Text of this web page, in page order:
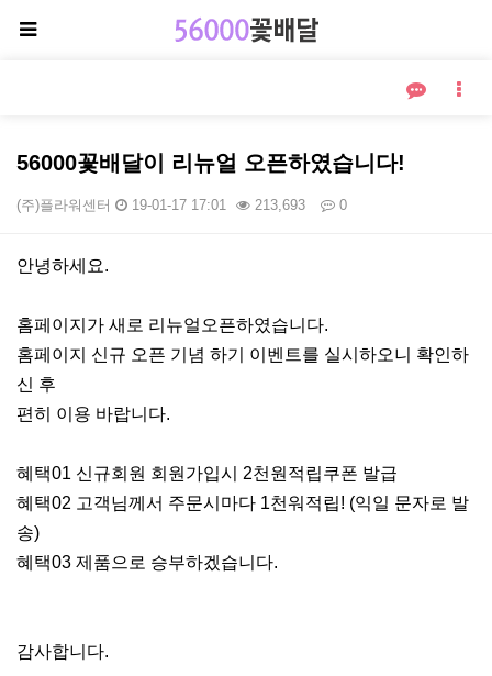
56000꽃배달이 리뉴얼 오픈하였습니다!
(주)플라워센터 19-01-17 17:01 213,693 0
본문
안녕하세요.
홈페이지가 새로 리뉴얼오픈하였습니다.
홈페이지 신규 오픈 기념 하기 이벤트를 실시하오니 확인하
신 후
편히 이용 바랍니다.
혜택01 신규회원 회원가입시 2천원적립쿠폰 발급
혜택02 고객님께서 주문시마다 1천워적립! (익일 문자로 발
송)
혜택03 제품으로 승부하겠습니다.
감사합니다.